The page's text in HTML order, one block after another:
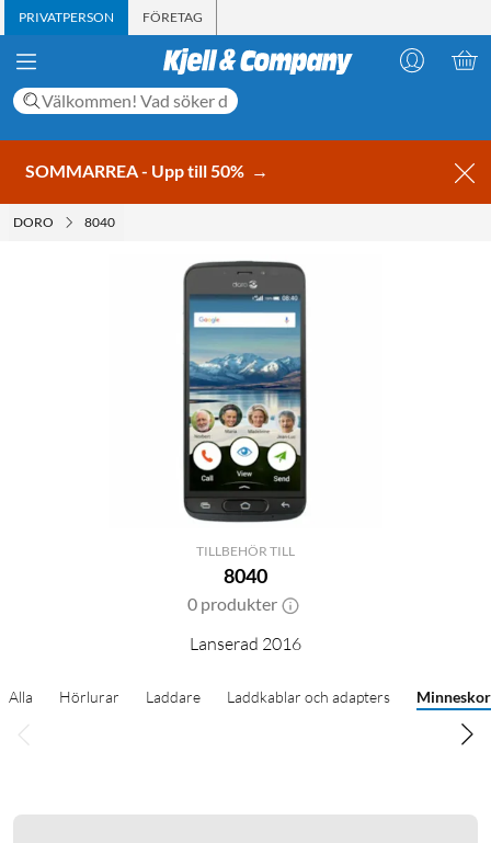
PRIVATPERSON FÖRETAG
SOMMARREA - Upp till 50% →
DORO 8040
TILLBEHÖR TILL
8040
0 produkter
Lanserad 2016
Alla Hörlurar Laddare Laddkablar och adapters